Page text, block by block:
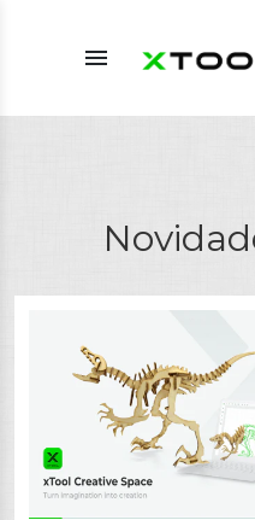
menu